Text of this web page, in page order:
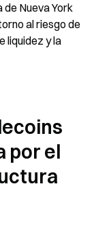
Nueva York
al riesgo de
liquidez y la
por el